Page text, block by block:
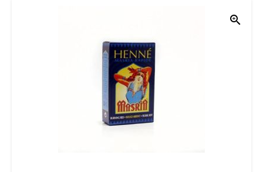
zoom_in